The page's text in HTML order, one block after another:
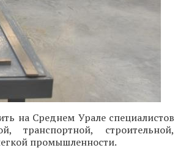
на Среднем Урале специалистов
транспортной, строительной,
промышленности.